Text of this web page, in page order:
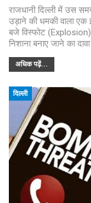
राजधानी दिल्ली में उस
उड़ाने की धमकी वाला
बजे विस्फोट (Explosion)
निशाना बनाए जाने का
अधिक पढ़ें...
दिल्ली